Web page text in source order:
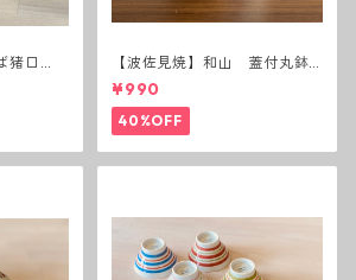
猪口
【波佐見焼】和山 蓋付丸鉢
(唐辛子)
¥990
40%OFF